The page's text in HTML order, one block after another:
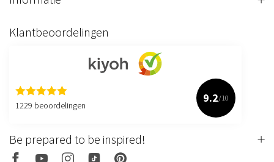
Klantbeoordelingen
1229 beoordelingen
9.2/10
Be prepared to be inspired!